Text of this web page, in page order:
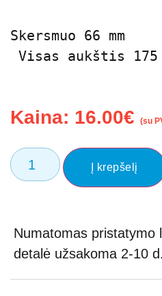
Skersmuo 66 mm
Visas aukštis 175
Kaina: 16.00€ (su
Į krepšelį
Numatomas pristatymo
detalė užsakoma 2-10